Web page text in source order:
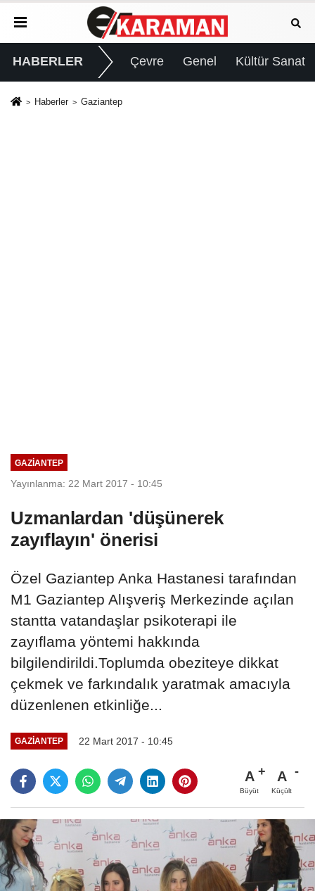
HABERLER Çevre Genel Kültür Sanat
Haberler Gaziantep
GAZIANTEP
Yayınlanma: 22 Mart 2017 - 10:45
Uzmanlardan 'düşünerek
zayıflayın' önerisi
Özel Gaziantep Anka Hastanesi tarafından
M1 Gaziantep Alışveriş Merkezinde açılan
stantta vatandaşlar psikoterapi ile
zayıflama yöntemi hakkında
bilgilendirildi.Toplumda obeziteye dikkat
çekmek ve farkındalık yaratmak amacıyla
düzenlenen etkinliğe...
GAZIANTEP 22 Mart 2017 - 10:45
A
Büyüt
A
Küçült